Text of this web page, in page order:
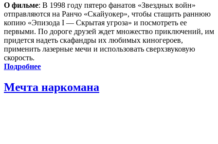
О фильме: В 1998 году пятеро фанатов «Звездных войн»
отправляются на Ранчо «Скайуокер», чтобы стащить раннюю
копию «Эпизода I — Скрытая угроза» и посмотреть ее
первыми. По дороге друзей ждет множество приключений, им
придется надеть скафандры их любимых киногероев,
применить лазерные мечи и использовать сверхзвуковую
скорость.
Подробнее
Мечта наркомана